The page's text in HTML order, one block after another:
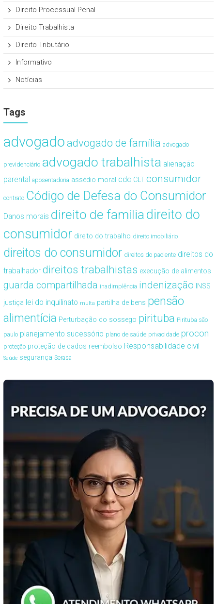
Direito Processual Penal
Direito Trabalhista
Direito Tributário
Informativo
Notícias
Tags
advogado advogado de família advogado
previdenciário advogado trabalhista alienação
parental aposentadoria assédio moral cdc CLT consumidor
contrato Código de Defesa do Consumidor
Danos morais direito de famíliadireito do
consumidor direito do trabalho direito imobiliário
direitos do consumidor direitos do paciente direitos do
trabalhador direitos trabalhistas execução de alimentos
guarda compartilhada inadimplência indenização INSS
justiça lei do inquilinato multa partilha de bens pensão
alimentícia Perturbação do sossego pirituba Pirituba são
paulo planejamento sucessório plano de saúde privacidade procon
proteção proteção de dados reembolso Responsabilidade civil
Saúde segurança Serasa